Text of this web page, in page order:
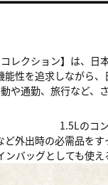
クション】は、日
能性を追求しながら、
や通勤、旅行など、
1.5Lのコ
外出時の必需品を
ンバッグとしても使え